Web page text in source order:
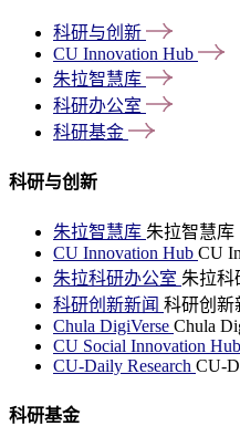
科研与创新
CU Innovation Hub
朱拉智慧库
科研办公室
科研基金
科研与创新
朱拉智慧库 朱拉智慧库
CU Innovation Hub CU
朱拉科研办公室 朱拉科
科研创新新闻 科研创新
Chula DigiVerse Chula
CU Social Innovation Hub
CU-Daily Research CU-
科研基金